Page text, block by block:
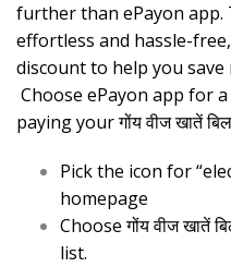
further than ePayon app.
effortless and hassle-
discount to help you
Choose ePayon app for
paying your गोंय वीज खातें
Pick the icon for
homepage
Choose गोंय वीज खातें
list.